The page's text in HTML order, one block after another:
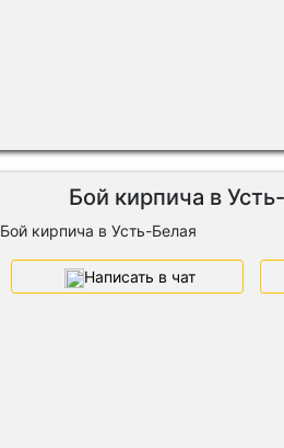
Бой кирпича в
Бой кирпича в Усть-Белая
Написать в чат